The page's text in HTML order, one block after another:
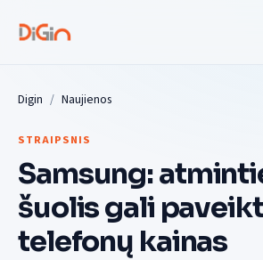
Digin Naujienos
STRAIPSNIS
Samsung:
šuolis gali
telefonų kainas